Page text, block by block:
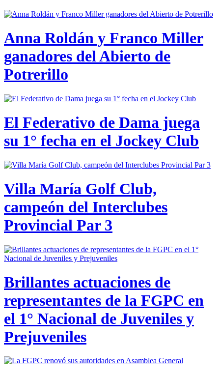
Anna Roldán y Franco Miller
ganadores del Abierto de
Potrerillo
El Federativo de Dama juega
su 1° fecha en el Jockey Club
Villa María Golf Club,
campeón del Interclubes
Provincial Par 3
Brillantes actuaciones de
representantes de la FGPC en
el 1° Nacional de Juveniles y
Prejuveniles